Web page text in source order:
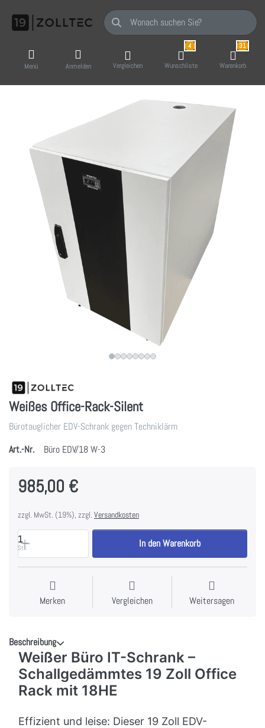
Geben Sie einen Suchbegriff ein. Während
Menü Anmelden Vergleichen
4
Wunschliste
31
Warenkorb
Weißes Office-Rack-Silent
Bürotauglicher EDV-Schrank gegen Techniklärm
Art.-Nr.
Büro EDV/18 W-3
985,00 €
zzgl. MwSt. (19%), zzgl. Versandkosten
1
Stk In den Warenkorb
Merken Vergleichen Weitersagen
Beschreibung
Weißer Büro IT-Schrank –
Schallgedämmtes 19 Zoll Office
Rack mit 18HE
Effizient und leise: Dieser 19 Zoll EDV-